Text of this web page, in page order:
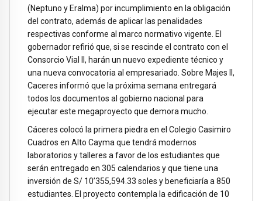
(Neptuno y Eralma) por incumplimiento en la obligación
del contrato, además de aplicar las penalidades
respectivas conforme al marco normativo vigente. El
gobernador refirió que, si se rescinde el contrato con el
Consorcio Vial II, harán un nuevo expediente técnico y
una nueva convocatoria al empresariado. Sobre Majes II,
Caceres informó que la próxima semana entregará
todos los documentos al gobierno nacional para
ejecutar este megaproyecto que demora mucho.
Cáceres colocó la primera piedra en el Colegio Casimiro
Cuadros en Alto Cayma que tendrá modernos
laboratorios y talleres a favor de los estudiantes que
serán entregado en 305 calendarios y que tiene una
inversión de S/ 10’355,594.33 soles y beneficiaría a 850
estudiantes. El proyecto contempla la edificación de 10